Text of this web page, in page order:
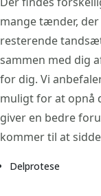
mange tænder,
resterende
sammen med dig
for dig. Vi
muligt for at opnå
giver en bedre
kommer til at
Delprotese